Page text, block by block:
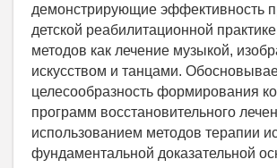
демонстрирующие эффективность
детской реабилитационной
методов как лечение музыкой,
искусством и танцами.
целесообразность формирования
программ восстановительного
использованием методов терапии
фундаментальной доказательной